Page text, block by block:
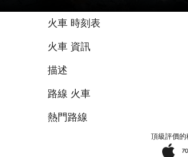
火車 時刻表
火車 資訊
描述
路線 火車
熱門路線
頂級評價的